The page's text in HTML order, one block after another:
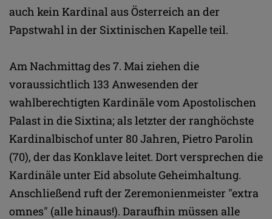
auch kein Kardinal aus Österreich an der
Papstwahl in der Sixtinischen Kapelle teil.
Am Nachmittag des 7. Mai ziehen die
voraussichtlich 133 Anwesenden der
wahlberechtigten Kardinäle vom Apostolischen
Palast in die Sixtina; als letzter der ranghöchste
Kardinalbischof unter 80 Jahren, Pietro Parolin
(70), der das Konklave leitet. Dort versprechen die
Kardinäle unter Eid absolute Geheimhaltung.
Anschließend ruft der Zeremonienmeister "extra
omnes" (alle hinaus!). Daraufhin müssen alle